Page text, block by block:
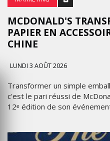
MCDONALD'S
PAPIER EN
CHINE
LUNDI 3 AOÛT 2026
Transformer un simple
c'est le pari réussi de
12ᵉ édition de son